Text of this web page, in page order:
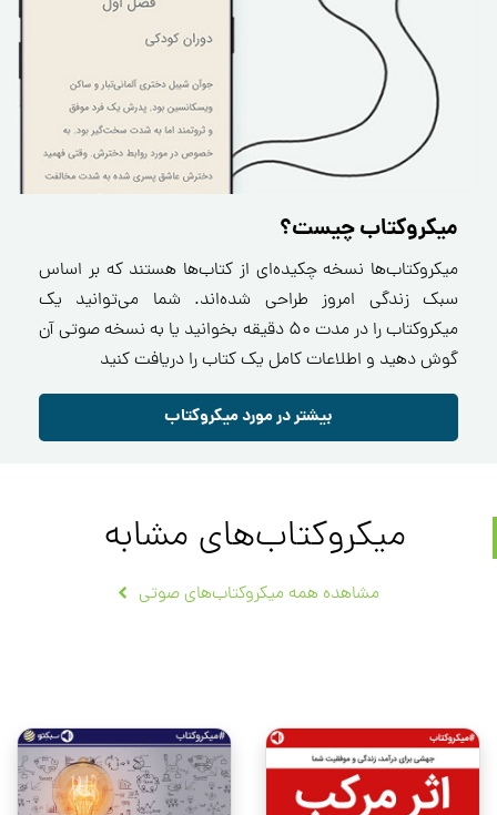
میکروکتاب چیست؟
میکروکتاب‌ها نسخه چکیده‌ای از کتاب‌ها هستند که بر اساس
سبک زندگی امروز طراحی شده‌اند. شما می‌توانید یک
میکروکتاب را در مدت ۵۰ دقیقه بخوانید یا به نسخه صوتی آن
گوش دهید و اطلاعات کامل یک کتاب را دریافت کنید
بیشتر در مورد میکروکتاب
میکروکتاب‌های مشابه
مشاهده همه میکروکتاب‌های صوتی